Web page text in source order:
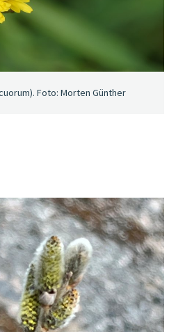
Foto: Morten Günther